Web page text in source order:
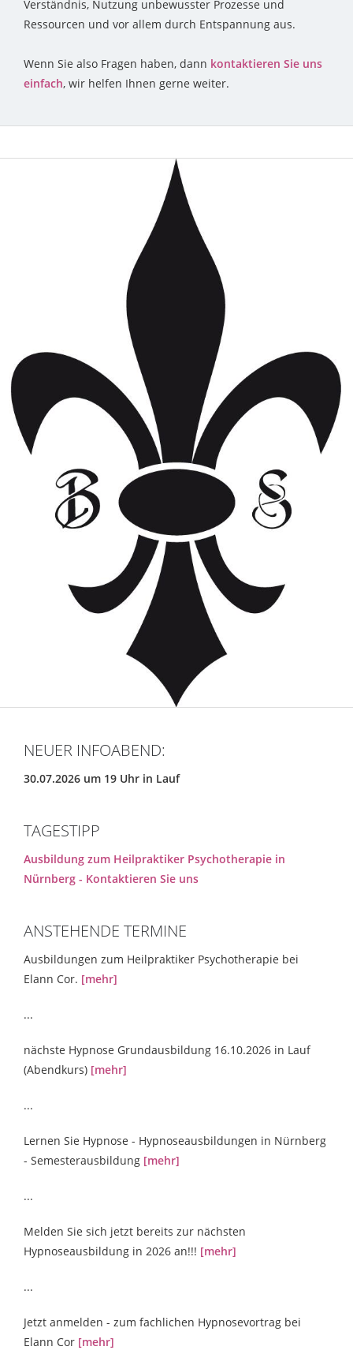
Verständnis, Nutzung unbewusster Prozesse und
Ressourcen und vor allem durch Entspannung aus.
Wenn Sie also Fragen haben, dann kontaktieren Sie uns
einfach, wir helfen Ihnen gerne weiter.
NEUER INFOABEND:
30.07.2026 um 19 Uhr in Lauf
TAGESTIPP
Ausbildung zum Heilpraktiker Psychotherapie in
Nürnberg - Kontaktieren Sie uns
ANSTEHENDE TERMINE
Ausbildungen zum Heilpraktiker Psychotherapie bei
Elann Cor. [mehr]
...
nächste Hypnose Grundausbildung 16.10.2026 in Lauf
(Abendkurs) [mehr]
...
Lernen Sie Hypnose - Hypnoseausbildungen in Nürnberg
- Semesterausbildung [mehr]
...
Melden Sie sich jetzt bereits zur nächsten
Hypnoseausbildung in 2026 an!!! [mehr]
...
Jetzt anmelden - zum fachlichen Hypnosevortrag bei
Elann Cor [mehr]